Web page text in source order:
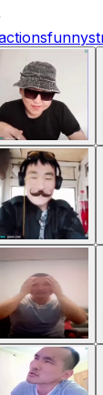
funny